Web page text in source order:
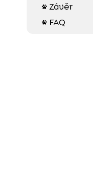
 Závěr
 FAQ